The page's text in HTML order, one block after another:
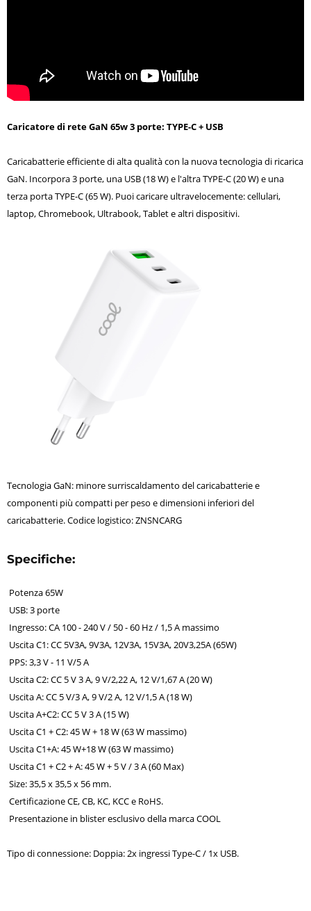
Caricatore di rete GaN 65w 3 porte: TYPE-C + USB
Caricabatterie efficiente di alta qualità con la nuova tecnologia di ricarica
GaN. Incorpora 3 porte, una USB (18 W) e l'altra TYPE-C (20 W) e una
terza porta TYPE-C (65 W). Puoi caricare ultravelocemente: cellulari,
laptop, Chromebook, Ultrabook, Tablet e altri dispositivi.
Tecnologia GaN: minore surriscaldamento del caricabatterie e
componenti più compatti per peso e dimensioni inferiori del
caricabatterie. Codice logistico: ZNSNCARG
Specifiche:
Potenza 65W
USB: 3 porte
Ingresso: CA 100 - 240 V / 50 - 60 Hz / 1,5 A massimo
Uscita C1: CC 5V3A, 9V3A, 12V3A, 15V3A, 20V3,25A (65W)
PPS: 3,3 V - 11 V/5 A
Uscita C2: CC 5 V 3 A, 9 V/2,22 A, 12 V/1,67 A (20 W)
Uscita A: CC 5 V/3 A, 9 V/2 A, 12 V/1,5 A (18 W)
Uscita A+C2: CC 5 V 3 A (15 W)
Uscita C1 + C2: 45 W + 18 W (63 W massimo)
Uscita C1+A: 45 W+18 W (63 W massimo)
Uscita C1 + C2 + A: 45 W + 5 V / 3 A (60 Max)
Size: 35,5 x 35,5 x 56 mm.
Certificazione CE, CB, KC, KCC e RoHS.
Presentazione in blister esclusivo della marca COOL
Tipo di connessione: Doppia: 2x ingressi Type-C / 1x USB.